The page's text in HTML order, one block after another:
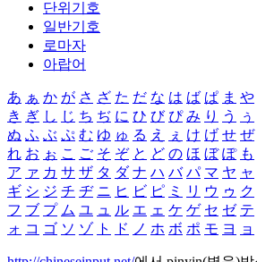
단위기호
일반기호
로마자
아랍어
あ ぁ か が さ ざ た だ な は ば ぱ ま や
き ぎ し じ ち ぢ に ひ び ぴ み り う ぅ
ぬ ふ ぶ ぷ む ゆ ゅ る え ぇ け げ せ ぜ
れ お ぉ こ ご そ ぞ と ど の ほ ぼ ぽ も
ア ァ カ サ ザ タ ダ ナ ハ バ パ マ ヤ ャ
ギ シ ジ チ ヂ ニ ヒ ビ ピ ミ リ ウ ゥ ク
フ ブ プ ム ユ ュ ル エ ェ ケ ゲ セ ゼ テ
ォ コ ゴ ソ ゾ ト ド ノ ホ ボ ポ モ ヨ ョ